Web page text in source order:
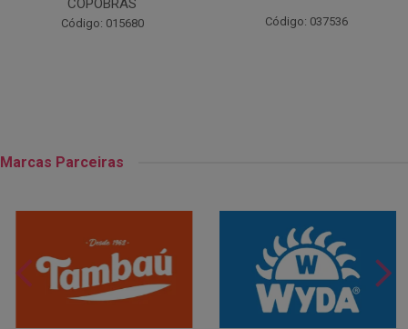
Código: 037536 Código: 001124
Marcas Parceiras